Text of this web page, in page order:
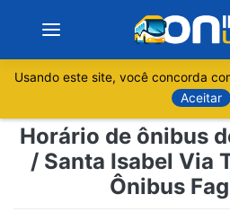
Sobre
Minas Gerais
Usando este site, você concorda
Aceitar
Horário de ônibus
/ Santa Isabel Via
Ônibus